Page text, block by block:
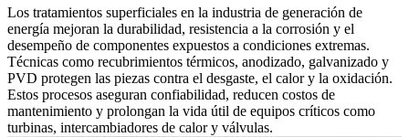
Los tratamientos superficiales en la industria de generación de
energía mejoran la durabilidad, resistencia a la corrosión y el
desempeño de componentes expuestos a condiciones extremas.
Técnicas como recubrimientos térmicos, anodizado, galvanizado y
PVD protegen las piezas contra el desgaste, el calor y la oxidación.
Estos procesos aseguran confiabilidad, reducen costos de
mantenimiento y prolongan la vida útil de equipos críticos como
turbinas, intercambiadores de calor y válvulas.